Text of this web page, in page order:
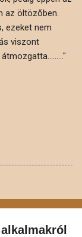
az öltözőben.
ezeket nem
viszont